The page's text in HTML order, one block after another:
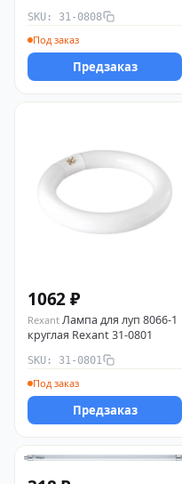
SKU: 31-0808
Под заказ
Предзаказ
1062 ₽
Rexant Лампа для луп 8066-1
круглая Rexant 31-0801
SKU: 31-0801
Под заказ
Предзаказ